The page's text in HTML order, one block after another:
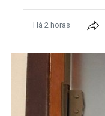
Há 2 horas